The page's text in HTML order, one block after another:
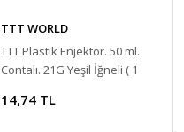
TTT WORLD
TTT Plastik Enjektör. 50 ml.
Contalı. 21G Yeşil İğneli ( 1
14,74 TL